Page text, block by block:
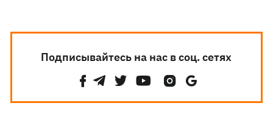
Подписывайтесь на нас в соц. сетях